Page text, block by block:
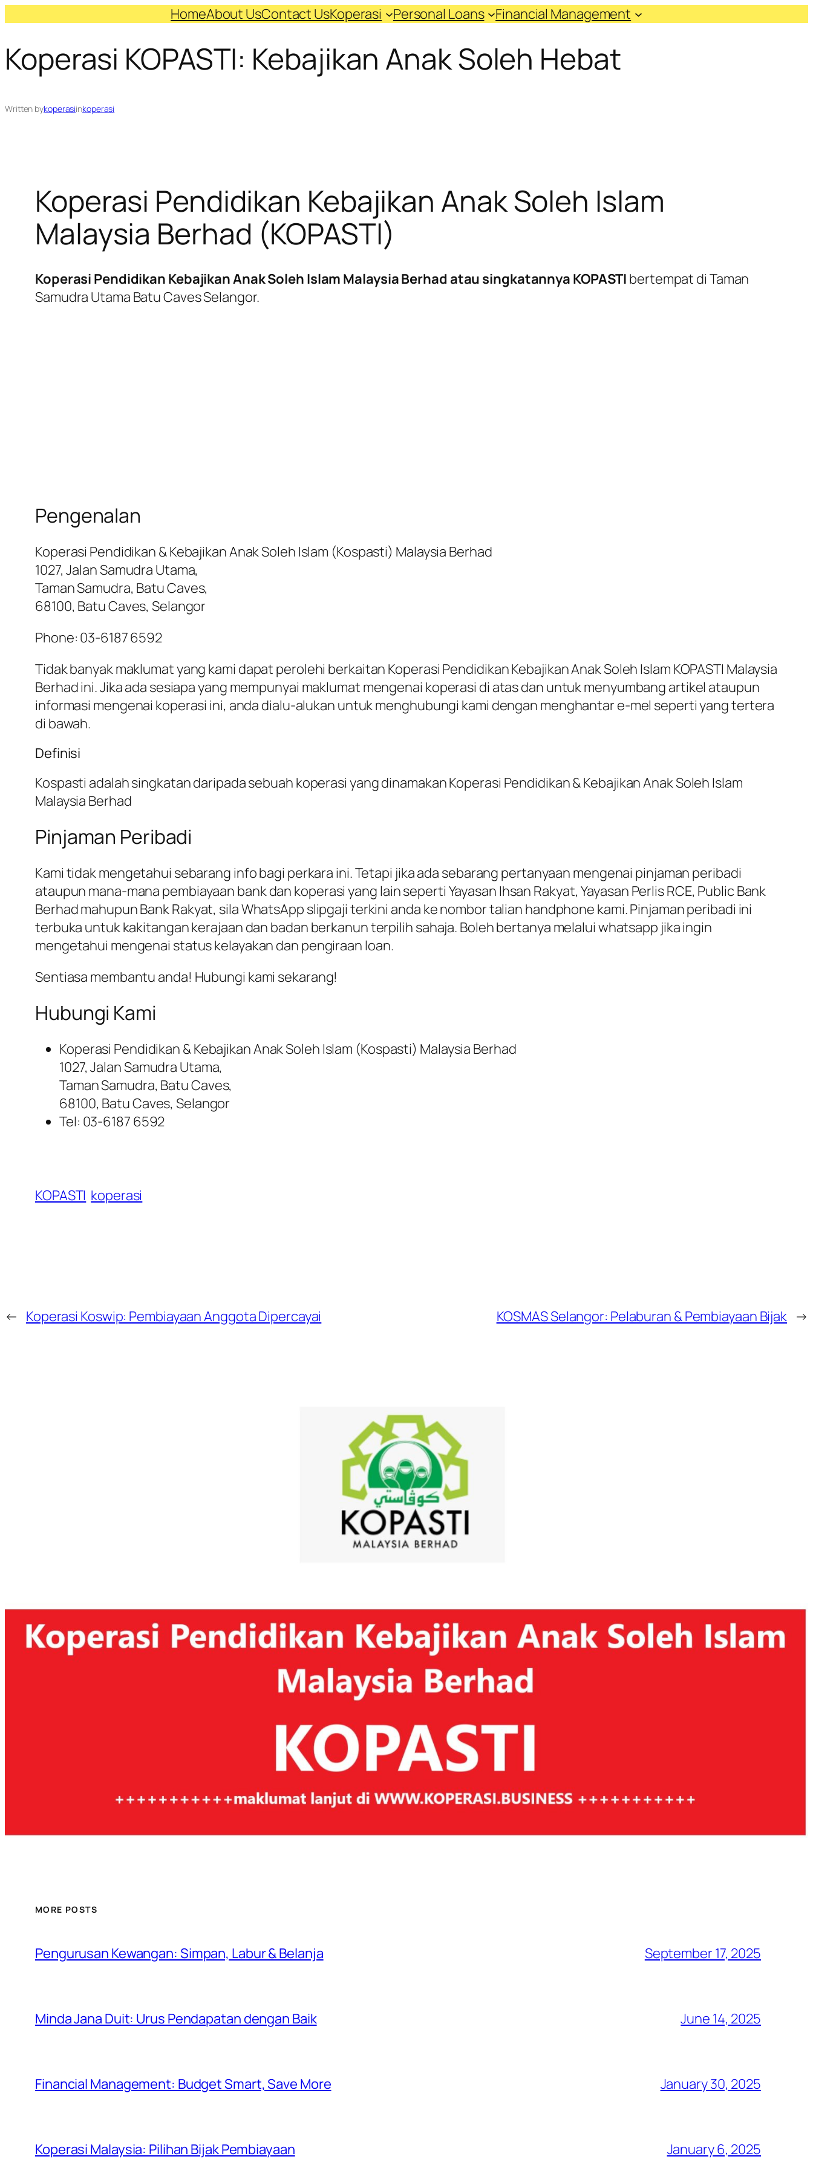
content
HomeAbout UsContact UsKoperasi Personal Loans Financial Management
Koperasi KOPASTI: Kebajikan Anak Soleh Hebat
Written bykoperasiinkoperasi
Koperasi Pendidikan Kebajikan Anak Soleh Islam
Malaysia Berhad (KOPASTI)
Koperasi Pendidikan Kebajikan Anak Soleh Islam Malaysia Berhad atau singkatannya KOPASTI bertempat di Taman
Samudra Utama Batu Caves Selangor.
Pengenalan
Koperasi Pendidikan & Kebajikan Anak Soleh Islam (Kospasti) Malaysia Berhad
1027, Jalan Samudra Utama,
Taman Samudra, Batu Caves,
68100, Batu Caves, Selangor
Phone: 03-6187 6592
Tidak banyak maklumat yang kami dapat perolehi berkaitan Koperasi Pendidikan Kebajikan Anak Soleh Islam KOPASTI Malaysia
Berhad ini. Jika ada sesiapa yang mempunyai maklumat mengenai koperasi di atas dan untuk menyumbang artikel ataupun
informasi mengenai koperasi ini, anda dialu-alukan untuk menghubungi kami dengan menghantar e-mel seperti yang tertera
di bawah.
Definisi
Kospasti adalah singkatan daripada sebuah koperasi yang dinamakan Koperasi Pendidikan & Kebajikan Anak Soleh Islam
Malaysia Berhad
Pinjaman Peribadi
Kami tidak mengetahui sebarang info bagi perkara ini. Tetapi jika ada sebarang pertanyaan mengenai pinjaman peribadi
ataupun mana-mana pembiayaan bank dan koperasi yang lain seperti Yayasan Ihsan Rakyat, Yayasan Perlis RCE, Public Bank
Berhad mahupun Bank Rakyat, sila WhatsApp slipgaji terkini anda ke nombor talian handphone kami. Pinjaman peribadi ini
terbuka untuk kakitangan kerajaan dan badan berkanun terpilih sahaja. Boleh bertanya melalui whatsapp jika ingin
mengetahui mengenai status kelayakan dan pengiraan loan.
Sentiasa membantu anda! Hubungi kami sekarang!
Hubungi Kami
Koperasi Pendidikan & Kebajikan Anak Soleh Islam (Kospasti) Malaysia Berhad
1027, Jalan Samudra Utama,
Taman Samudra, Batu Caves,
68100, Batu Caves, Selangor
Tel: 03-6187 6592
KOPASTI koperasi
← Koperasi Koswip: Pembiayaan Anggota Dipercayai KOSMAS Selangor: Pelaburan & Pembiayaan Bijak →
MORE POSTS
Pengurusan Kewangan: Simpan, Labur & Belanja September 17, 2025
Minda Jana Duit: Urus Pendapatan dengan Baik June 14, 2025
Financial Management: Budget Smart, Save More January 30, 2025
Koperasi Malaysia: Pilihan Bijak Pembiayaan January 6, 2025